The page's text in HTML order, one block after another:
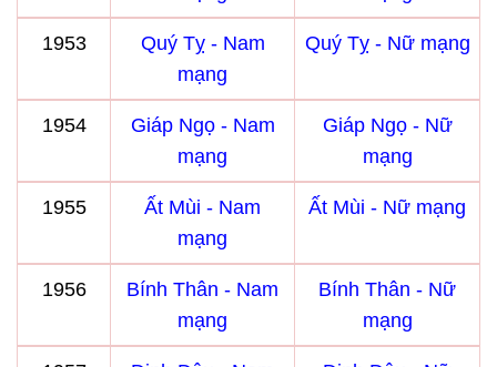
1953
Quý Tỵ - Nam
mạng
Quý Tỵ - Nữ mạng
1954
Giáp Ngọ - Nam
mạng
Giáp Ngọ - Nữ
mạng
1955
Ất Mùi - Nam
mạng
Ất Mùi - Nữ mạng
1956
Bính Thân - Nam
mạng
Bính Thân - Nữ
mạng